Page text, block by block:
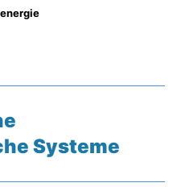
Systeme